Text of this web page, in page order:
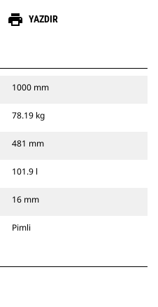
print YAZDIR
1000 mm
78.19 kg
481 mm
101.9 l
16 mm
Pimli